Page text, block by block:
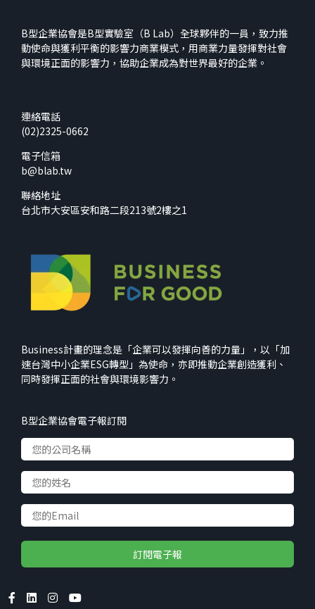
B型企業協會是B型實驗室（B Lab）全球夥伴的一員，致力推
動使命與獲利平衡的影響力商業模式，用商業力量發揮對社會
與環境正面的影響力，協助企業成為對世界最好的企業。
連絡電話
(02)2325-0662
電子信箱
b@blab.tw
聯絡地址
台北市大安區安和路二段213號2樓之1
Business計畫的理念是「企業可以發揮向善的力量」，以「加
速台灣中小企業ESG轉型」為使命，亦即推動企業創造獲利、
同時發揮正面的社會與環境影響力。
B型企業協會電子報訂閱